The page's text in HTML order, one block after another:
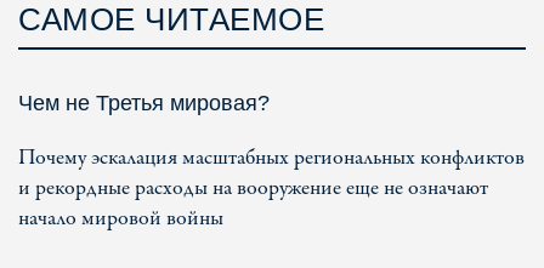
САМОЕ ЧИТАЕМОЕ
Чем не Третья мировая?
Почему эскалация масштабных региональных конфликтов
и рекордные расходы на вооружение еще не означают
начало мировой войны